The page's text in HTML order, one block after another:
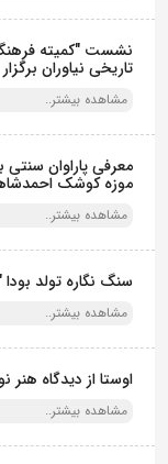
نشست "کمیته
تاریخی نیاوران
مشاهده بیشتر..
معرفی پاراوان
موزه کوشک
مشاهده بیشتر..
سنگ نگاره تولد
مشاهده بیشتر..
اوستا از دیدگاه
مشاهده بیشتر..